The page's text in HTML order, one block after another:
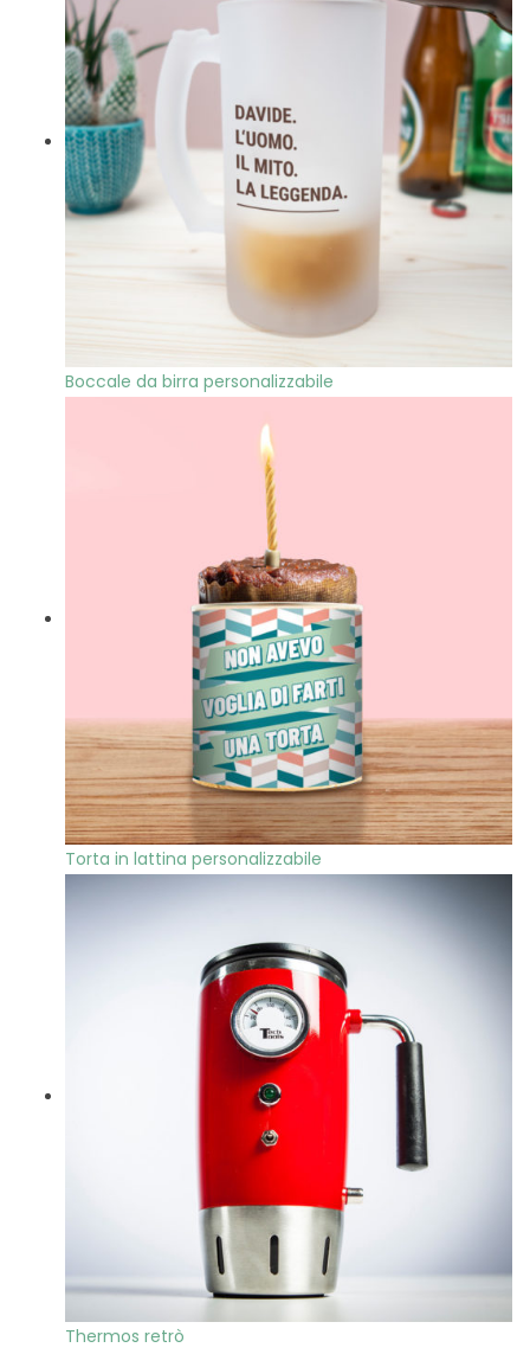
Boccale da birra personalizzabile
Torta in lattina personalizzabile
Thermos retrò